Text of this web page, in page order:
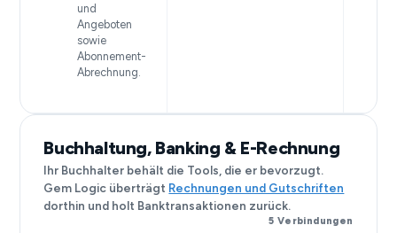
und
Angeboten
sowie
Abonnement-
Abrechnung.
Buchhaltung, Banking & E-Rechnung
Ihr Buchhalter behält die Tools, die er bevorzugt.
Gem Logic überträgt Rechnungen und Gutschriften
dorthin und holt Banktransaktionen zurück.
5 Verbindungen